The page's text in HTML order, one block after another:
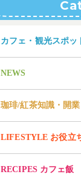
カフェ・観光スポッ
NEWS
珈琲/紅茶知識・開業
LIFESTYLE お役立
RECIPES カフェ飯